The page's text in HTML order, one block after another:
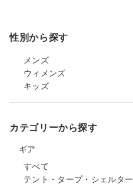
性別から探す
メンズ
ウィメンズ
キッズ
カテゴリーから探す
ギア
すべて
テント・タープ・シェルター